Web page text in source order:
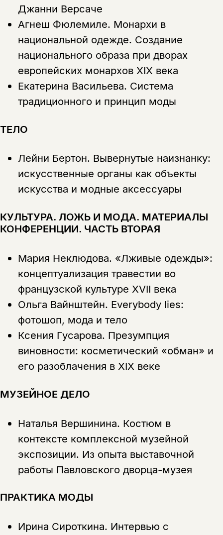
Джанни Версаче
Агнеш Фюлемиле. Монархи в
национальной одежде. Создание
национального образа при дворах
европейских монархов XIX века
Екатерина Васильева. Система
традиционного и принцип моды
ТЕЛО
Лейни Бертон. Вывернутые наизнанку:
искусственные органы как объекты
искусства и модные аксессуары
КУЛЬТУРА. ЛОЖЬ И МОДА. МАТЕРИАЛЫ
КОНФЕРЕНЦИИ. ЧАСТЬ ВТОРАЯ
Мария Неклюдова. «Лживые одежды»:
концептуализация травестии во
французской культуре XVII века
Ольга Вайнштейн. Everybody lies:
фотошоп, мода и тело
Ксения Гусарова. Презумпция
виновности: косметический «обман» и
его разоблачения в XIX веке
МУЗЕЙНОЕ ДЕЛО
Наталья Вершинина. Костюм в
контексте комплексной музейной
экспозиции. Из опыта выставочной
работы Павловского дворца-музея
ПРАКТИКА МОДЫ
Ирина Сироткина. Интервью с
Поделиться
Раз в неделю мы отправляем рассылку
о книгах и событиях «НЛО».
За подписку дарим промокод на
скидку 15%
Я соглашаюсь с Политикой конфиденциальности
Вы можете подписаться на
уведомления, и при поступлении книги
на склад получить письмо на указанный
электронный адрес.
Я соглашаюсь сПолитикой конфиденциальности
Эта книга
не предназначена для
несовершеннолетних
Скажите, пожалуйста,
вам уже исполнилось 18 лет?
нет, вернуться назад